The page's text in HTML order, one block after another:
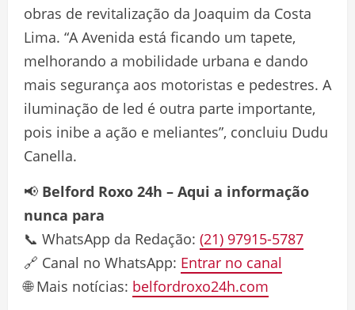
obras de revitalização da Joaquim da Costa
Lima. “A Avenida está ficando um tapete,
melhorando a mobilidade urbana e dando
mais segurança aos motoristas e pedestres. A
iluminação de led é outra parte importante,
pois inibe a ação e meliantes”, concluiu Dudu
Canella.
📢 Belford Roxo 24h – Aqui a informação
nunca para
📞 WhatsApp da Redação: (21) 97915-5787
🔗 Canal no WhatsApp: Entrar no canal
🌐 Mais notícias: belfordroxo24h.com